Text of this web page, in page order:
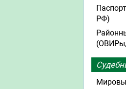
РФ)
(ОВИРы,